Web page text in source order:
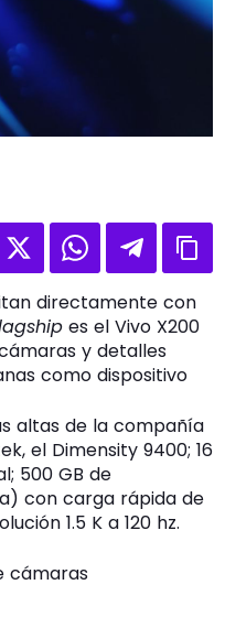
directamente con
es el Vivo X200
y detalles
como dispositivo
altas de la compañía
el Dimensity 9400; 16
500 GB de
con carga rápida de
1.5 K a 120 hz.
cámaras